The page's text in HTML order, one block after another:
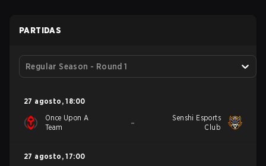
PARTIDAS
Regular Season - Round 1
27 agosto , 18:00
Once Upon A
Team
-
Senshi Esports
Club
27 agosto , 17:00